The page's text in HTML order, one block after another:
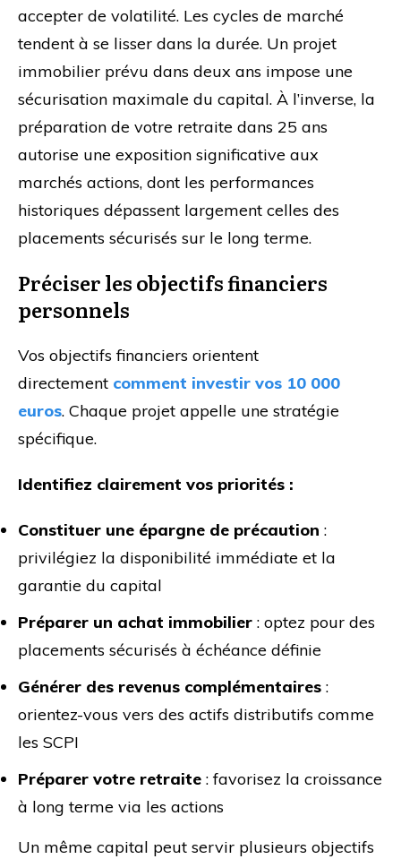
accepter de volatilité. Les cycles de marché
tendent à se lisser dans la durée. Un projet
immobilier prévu dans deux ans impose une
sécurisation maximale du capital. À l’inverse, la
préparation de votre retraite dans 25 ans
autorise une exposition significative aux
marchés actions, dont les performances
historiques dépassent largement celles des
placements sécurisés sur le long terme.
Préciser les objectifs financiers
personnels
Vos objectifs financiers orientent
directement comment investir vos 10 000
euros. Chaque projet appelle une stratégie
spécifique.
Identifiez clairement vos priorités :
Constituer une épargne de précaution :
privilégiez la disponibilité immédiate et la
garantie du capital
Préparer un achat immobilier : optez pour des
placements sécurisés à échéance définie
Générer des revenus complémentaires :
orientez-vous vers des actifs distributifs comme
les SCPI
Préparer votre retraite : favorisez la croissance
à long terme via les actions
Un même capital peut servir plusieurs objectifs